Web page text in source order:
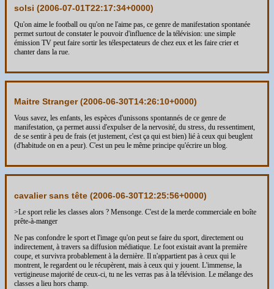
solsi (2006-07-01T22:17:34+0000)
Qu'on aime le football ou qu'on ne l'aime pas, ce genre de manifestation spontanée
permet surtout de constater le pouvoir d'influence de la télévision: une simple
émission TV peut faire sortir les télespectateurs de chez eux et les faire crier et
chanter dans la rue.
Maitre Stranger (2006-06-30T14:26:10+0000)
Vous savez, les enfants, les espèces d'unissons spontannés de ce genre de
manifestation, ça permet aussi d'expulser de la nervosité, du stress, du ressentiment,
de se sentir à peu de frais (et justement, c'est ça qui est bien) lié à ceux qui beuglent
(d'habitude on en a peur). C'est un peu le même principe qu'écrire un blog.
cavalier sans tête (2006-06-30T12:25:56+0000)
>Le sport relie les classes alors ? Mensonge. C'est de la merde commerciale en boîte
prête-à-manger
Ne pas confondre le sport et l'image qu'on peut se faire du sport, directement ou
indirectement, à travers sa diffusion médiatique. Le foot existait avant la première
coupe, et survivra probablement à la dernière. Il n'appartient pas à ceux qui le
montrent, le regardent ou le récupèrent, mais à ceux qui y jouent. L'immense, la
vertigineuse majorité de ceux-ci, tu ne les verras pas à la télévision. Le mélange des
classes a lieu hors champ.